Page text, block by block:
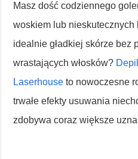
Masz dość codziennego
woskiem lub nieskutecznych
idealnie gładkiej skórze bez
wrastających włosków?
Laserhouse to nowoczesne
trwałe efekty usuwania
zdobywa coraz większe